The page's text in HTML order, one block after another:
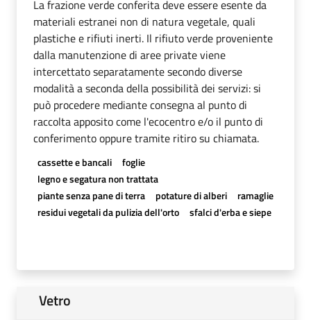
La frazione verde conferita deve essere esente da
materiali estranei non di natura vegetale, quali
plastiche e rifiuti inerti. Il rifiuto verde proveniente
dalla manutenzione di aree private viene
intercettato separatamente secondo diverse
modalità a seconda della possibilità dei servizi: si
può procedere mediante consegna al punto di
raccolta apposito come l'ecocentro e/o il punto di
conferimento oppure tramite ritiro su chiamata.
cassette e bancali
foglie
legno e segatura non trattata
piante senza pane di terra
potature di alberi
ramaglie
residui vegetali da pulizia dell'orto
sfalci d'erba e siepe
Vetro